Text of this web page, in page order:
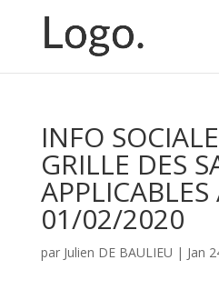
INFO
GRILLE DES
APPLICABLES
01/02/2020
par Julien DE BAULIEU | Jan